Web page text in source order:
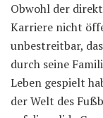
Obwohl der
Karriere nicht
unbestreitbar,
durch seine
Leben gespielt
der Welt des